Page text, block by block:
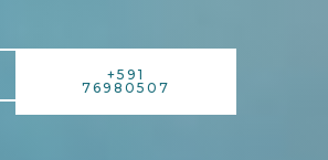
+591
76980507